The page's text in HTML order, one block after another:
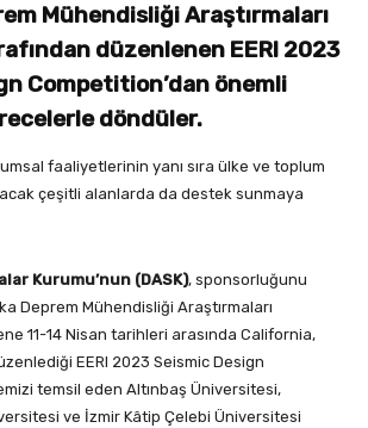
Mühendisliği Araştırmaları
düzenlenen EERI 2023
Competition’dan önemli
döndüler.
faaliyetlerinin yanı sıra ülke ve toplum
çeşitli alanlarda da destek sunmaya
Kurumu’nun (DASK), sponsorluğunu
Deprem Mühendisliği Araştırmaları
11-14 Nisan tarihleri arasında California,
EERI 2023 Seismic Design
temsil eden Altınbaş Üniversitesi,
ve İzmir Kâtip Çelebi Üniversitesi